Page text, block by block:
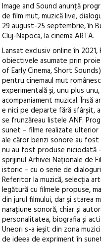
Image and Sound anunță
de film mut, muzică live,
29 august-25 septembrie, în
Cluj-Napoca, la cinema ARTA.
Lansat exclusiv online în 2021,
obiectivele asumate prin
of Early Cinema, Short
pentru cinemaul mut
experimentală și, unu plus
acompaniament muzical. Însă
e nici pe departe fără sfârșit,
se frunzăreau listele ANF.
sunet – filme realizate ulterior
ale căror benzi sonore au
nu au fost produse niciodată
sprijinul Arhivei Naționale de
istoric – cu o serie de
Referitor la muzică, selecția
legătură cu filmele propuse,
din jurul filmului, dar și starea
narațiune sonoră, chiar și
personalitatea, biografia și
Uneori s-a ieșit din zona
de ideea de expriment în